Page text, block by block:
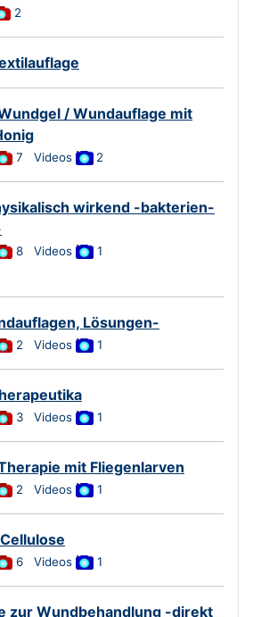
2
/ Wundauflage mit
7 Videos 2
wirkend -bakterien-
8 Videos
1
Lösungen-
2 Videos 1
3 Videos 1
mit Fliegenlarven
2 Videos 1
6 Videos 1
zur Wundbehandlung -direkt